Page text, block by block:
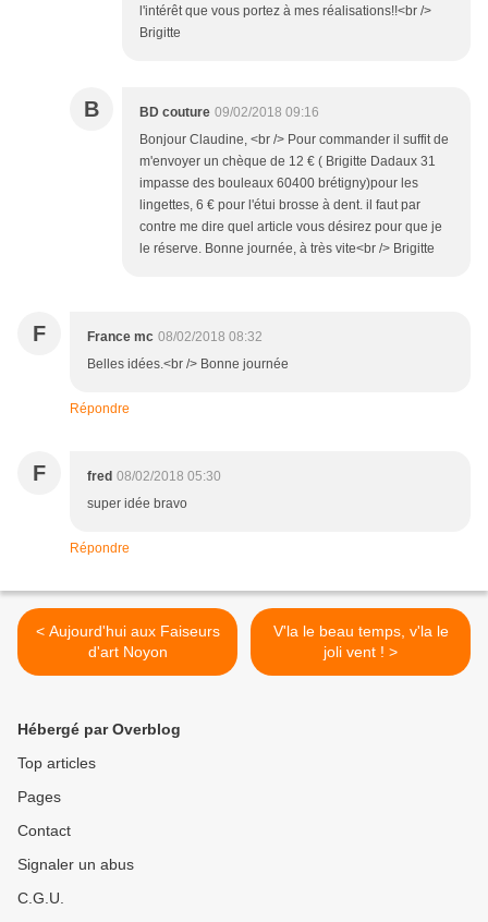
l'intérêt que vous portez à mes réalisations!!<br />
Brigitte
B BD couture 09/02/2018 09:16
Bonjour Claudine, <br /> Pour commander il suffit de
m'envoyer un chèque de 12 € ( Brigitte Dadaux 31
impasse des bouleaux 60400 brétigny)pour les
lingettes, 6 € pour l'étui brosse à dent. il faut par
contre me dire quel article vous désirez pour que je
le réserve. Bonne journée, à très vite<br /> Brigitte
F France mc 08/02/2018 08:32
Belles idées.<br /> Bonne journée
Répondre
F fred 08/02/2018 05:30
super idée bravo
Répondre
< Aujourd'hui aux Faiseurs
d'art Noyon
V'la le beau temps, v'la le
joli vent ! >
Hébergé par Overblog
Top articles
Pages
Contact
Signaler un abus
C.G.U.